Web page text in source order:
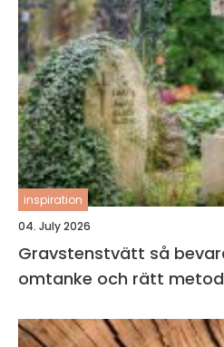
inspiration
04. July 2026
Gravstenstvätt så bevaras minnet med
omtanke och rätt metod